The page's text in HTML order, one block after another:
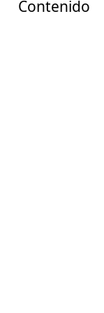
Contenido